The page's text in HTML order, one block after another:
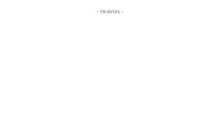
- Hirdetés -